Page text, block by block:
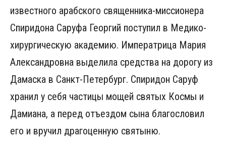
известного арабского священника-миссионера
Спиридона Саруфа Георгий поступил в Meдико-
хирургическую академию. Императрица Мария
Александровна выделила средства на дорогу из
Дамаска в Санкт-Петербург. Спиридон Саруф
хранил у себя частицы мощей святых Космы и
Дамиана, а перед отъездом сына благословил
его и вручил драгоценную святыню.